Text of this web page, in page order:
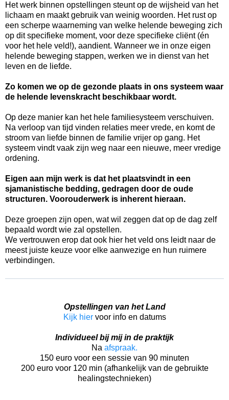
Het werk binnen opstellingen steunt op de wijsheid van het
lichaam en maakt gebruik van weinig woorden. Het rust op
een scherpe waarneming van welke helende beweging zich
op dit specifieke moment, voor deze specifieke cliënt (én
voor het hele veld!), aandient. Wanneer we in onze eigen
helende beweging stappen, werken we in dienst van het
leven en de liefde.
Zo komen we op de gezonde plaats in ons systeem waar
de helende levenskracht beschikbaar wordt.
Op deze manier kan het hele familiesysteem verschuiven.
Na verloop van tijd vinden relaties meer vrede, en komt de
stroom van liefde binnen de familie vrijer op gang. Het
systeem vindt vaak zijn weg naar een nieuwe, meer vredige
ordening.
Eigen aan mijn werk is dat het plaatsvindt in een
sjamanistische bedding, gedragen door de oude
structuren. Voorouderwerk is inherent hieraan.
Deze groepen zijn open, wat wil zeggen dat op de dag zelf
bepaald wordt wie zal opstellen.
We vertrouwen erop dat ook hier het veld ons leidt naar de
meest juiste keuze voor elke aanwezige en hun ruimere
verbindingen.
Opstellingen van het Land
Kijk hiervoor info en datums
Individueel bij mij in de praktijk
Na afspraak.
150 euro voor een sessie van 90 minuten
200 euro voor 120 min (afhankelijk van de gebruikte
healingstechnieken)